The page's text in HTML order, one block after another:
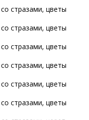
стразами, цветы
стразами, цветы
стразами, цветы
стразами, цветы
стразами, цветы
стразами, цветы